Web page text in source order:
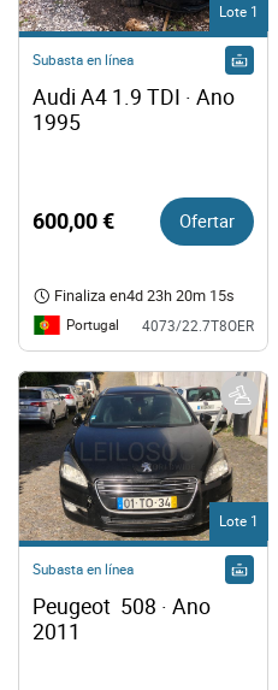
Lote 1
Subasta en línea
Audi A4 1.9 TDI · Ano
600,00 € Ofertar
Finaliza en4d 23h 20m 15s
Portugal 4073/22.7T8OER
Lote 1
Subasta en línea
Peugeot  508 · Ano
2011